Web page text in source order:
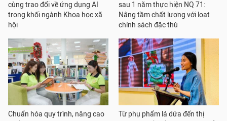
cùng trao đổi về ứng dụng AI
trong khối ngành Khoa học xã
hội
sau 1 năm thực hiện NQ 71:
Nâng tầm chất lượng với loạt
chính sách đặc thù
Chuẩn hóa quy trình, nâng cao
Từ phụ phẩm lá dứa đến thị